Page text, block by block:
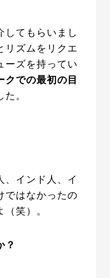
してもらいまし
リズムをリクエ
ーズを持ってい
クでの最初の目
た。
、インド人、イ
ではなかったの
笑）。
？